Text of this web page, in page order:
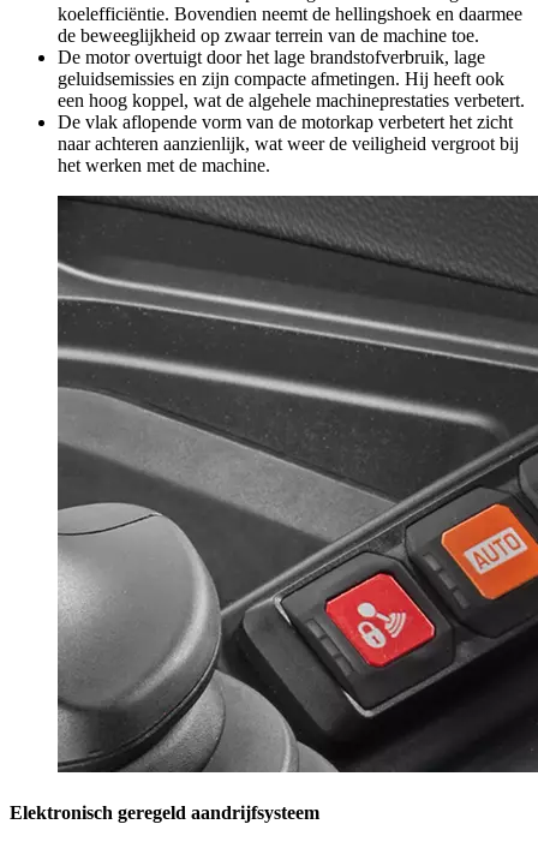
koelefficiëntie. Bovendien neemt de hellingshoek en daarmee
de beweeglijkheid op zwaar terrein van de machine toe.
De motor overtuigt door het lage brandstofverbruik, lage
geluidsemissies en zijn compacte afmetingen. Hij heeft ook
een hoog koppel, wat de algehele machineprestaties verbetert.
De vlak aflopende vorm van de motorkap verbetert het zicht
naar achteren aanzienlijk, wat weer de veiligheid vergroot bij
het werken met de machine.
Elektronisch geregeld aandrijfsysteem